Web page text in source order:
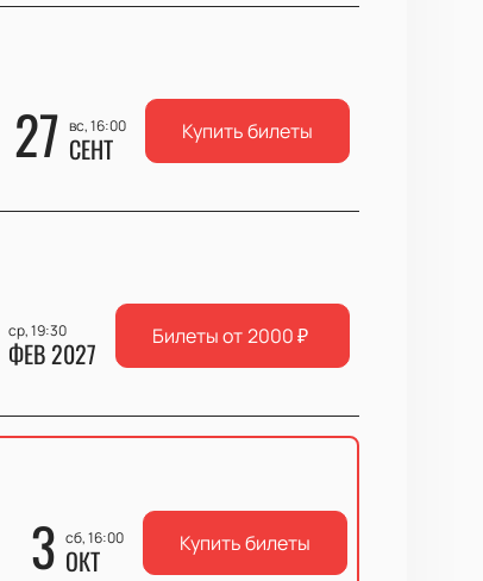
27 вс, 16:00
СЕНТ Купить билеты
ср, 19:30
ФЕВ 2027 Билеты от 2000₽
3 сб, 16:00
ОКТ Купить билеты